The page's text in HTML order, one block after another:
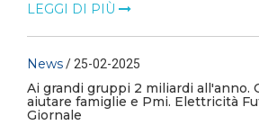
LEGGI DI PIÙ
News/ 25-02-2025
Ai grandi gruppi 2 miliardi all'anno.
aiutare famiglie e Pmi. Elettricità
Giornale